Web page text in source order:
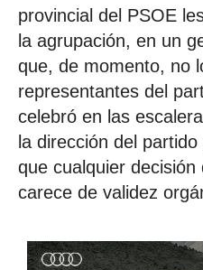
provincial del PSOE
la agrupación, en un
que, de momento, no
representantes del
celebró en las
la dirección del
que cualquier
carece de validez